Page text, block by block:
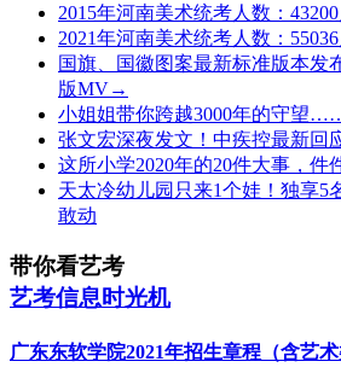
2015年河南美术统考人数：43200
2021年河南美术统考人数：55036
国旗、国徽图案最新标准版本发
版MV→
小姐姐带你跨越3000年的守望
张文宏深夜发文！中疾控最新回
这所小学2020年的20件大事，件
天太冷幼儿园只来1个娃！独享5
敢动
带你看艺考
艺考信息时光机
广东东软学院2021年招生章程（含艺术